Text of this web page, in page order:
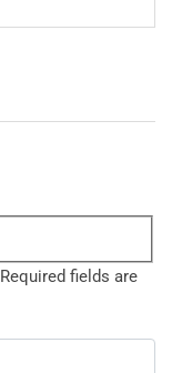
Required fields are